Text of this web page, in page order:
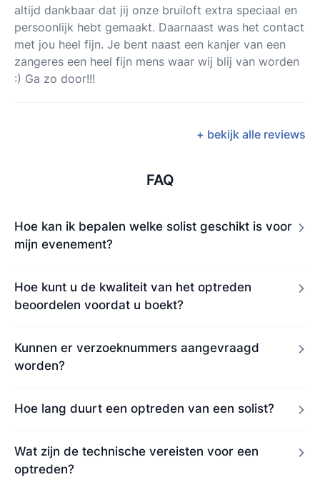
altijd dankbaar dat jij onze bruiloft extra speciaal en
persoonlijk hebt gemaakt. Daarnaast was het contact
met jou heel fijn. Je bent naast een kanjer van een
zangeres een heel fijn mens waar wij blij van worden
:) Ga zo door!!!
+ bekijk alle reviews
FAQ
Hoe kan ik bepalen welke solist geschikt is voor
mijn evenement?
Hoe kunt u de kwaliteit van het optreden
beoordelen voordat u boekt?
Kunnen er verzoeknummers aangevraagd
worden?
Hoe lang duurt een optreden van een solist?
Wat zijn de technische vereisten voor een
optreden?